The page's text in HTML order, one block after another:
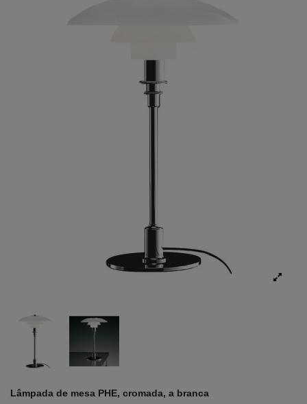
Lâmpada de mesa PHE, cromada, a branca